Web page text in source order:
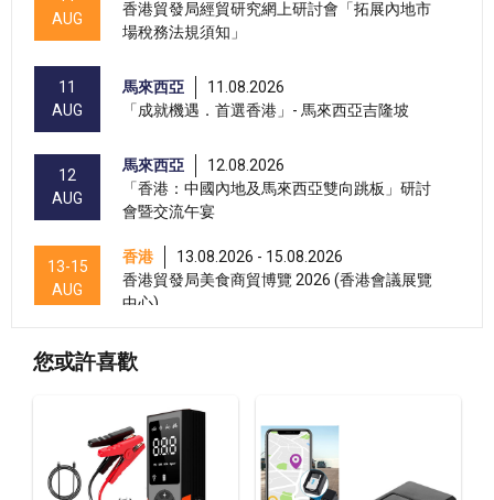
AUG
香港貿發局經貿研究網上研討會「拓展內地市
場稅務法規須知」
11
AUG
馬來西亞
11.08.2026
「成就機遇．首選香港」- 馬來西亞吉隆坡
12
AUG
馬來西亞
12.08.2026
「香港：中國內地及馬來西亞雙向跳板」研討
會暨交流午宴
13-15
AUG
香港
13.08.2026 - 15.08.2026
香港貿發局美食商貿博覽 2026 (香港會議展覽
中心)
13-15
香港
香港貿發局香港國際茶展 2026 (香港會議展覽
13-15
AUG
香港
13.08.2026 - 15.08.2026
國際現代化中醫藥及健康產品會議 2026 (香港
會議展覽中心)
您或許喜歡